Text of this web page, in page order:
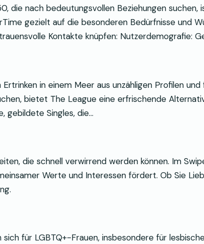
die nach bedeutungsvollen Beziehungen
gezielt auf die besonderen Bedürfnisse und
Kontakte knüpfen: Nutzerdemografie:
in einem Meer aus unzähligen Profilen
bietet The League eine erfrischende
gebildete Singles, die…
die schnell verwirrend werden können. Im
Werte und Interessen fördert. Ob Sie
für LGBTQ+-Frauen, insbesondere für